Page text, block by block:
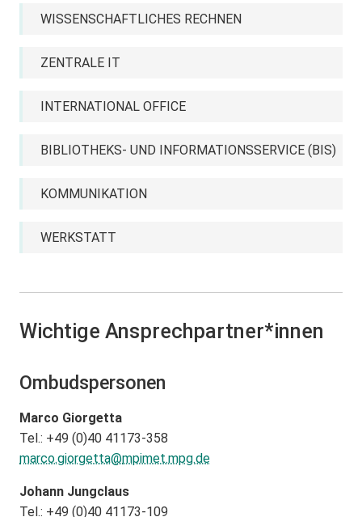
WISSENSCHAFTLICHES RECHNEN
ZENTRALE IT
INTERNATIONAL OFFICE
BIBLIOTHEKS- UND INFORMATIONSSERVICE (BIS)
KOMMUNIKATION
WERKSTATT
Wichtige Ansprechpartner*innen
Ombudspersonen
Marco Giorgetta
Tel.: +49 (0)40 41173-358
marco.giorgetta@mpimet.mpg.de
Johann Jungclaus
Tel.: +49 (0)40 41173-109